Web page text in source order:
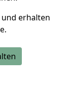
und erhalten